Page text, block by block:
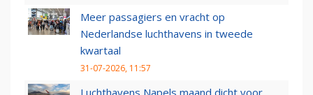
Meer passagiers en vracht op
Nederlandse luchthavens in tweede
kwartaal
31-07-2026, 11:57